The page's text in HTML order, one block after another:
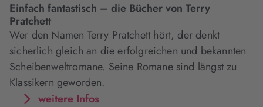
Einfach fantastisch – die Bücher von Terry
Pratchett
Wer den Namen Terry Pratchett hört, der denkt
sicherlich gleich an die erfolgreichen und bekannten
Scheibenweltromane. Seine Romane sind längst zu
Klassikern geworden.
weitere Infos